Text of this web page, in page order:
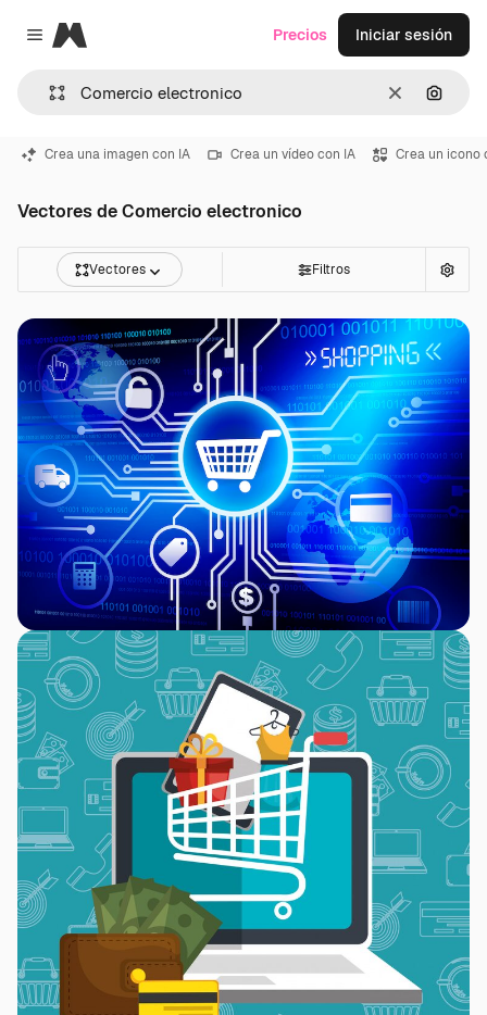
Close menu
Magnific
Borrar
Precios Iniciar sesión
Crea una imagen con IA Crea un vídeo con IA Crea un icono
Vectores de Comercio electronico
Vectores Filtros